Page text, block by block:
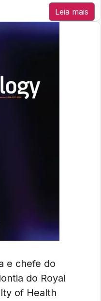
Leia mais
e chefe do
do Royal
of Health